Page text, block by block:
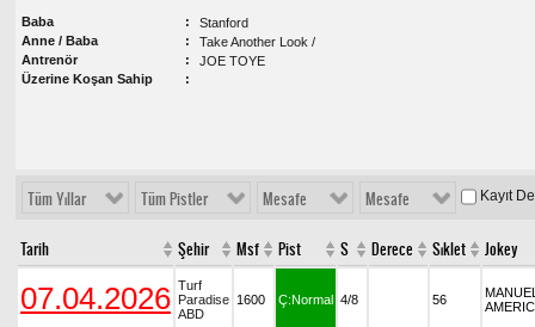
Baba
Stanford
Anne / Baba
Take Another Look /
Antrenör
JOE TOYE
Üzerine Koşan Sahip
Tüm Yıllar Tüm Pistler Mesafe Mesafe Kayıt
Tarih Şehir Msf Pist S Derece Sıklet Jokey
07.04.2026 Turf
Paradise
ABD
1600 Ç:Normal 4/8 56